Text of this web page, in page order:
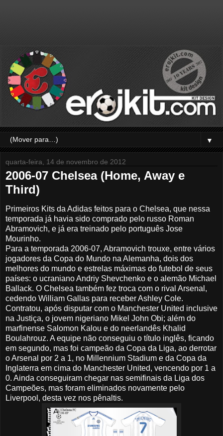
▼
quarta-feira, 14 de novembro de 2012
2006-07 Chelsea (Home, Away e
Third)
Primeiros Kits da Adidas feitos para o Chelsea, que nessa
temporada já havia sido comprado pelo russo Roman
Abramovich, e já era treinado pelo português Jose
Mourinho.
Para a temporada 2006-07, Abramovich trouxe, entre vários
jogadores da Copa do Mundo na Alemanha, dois dos
melhores do mundo e estrelas máximas do futebol de seus
países: o ucraniano Andriy Shevchenko e o alemão Michael
Ballack. O Chelsea também fez troca com o rival Arsenal,
cedendo William Gallas para receber Ashley Cole.
Contratou, após disputar com o Manchester United inclusive
na Justiça, o jovem nigeriano Mikel John Obi; além do
marfinense Salomon Kalou e do neerlandês Khalid
Boulahrouz. A equipe não conseguiu o título inglês, ficando
em segundo, mas foi campeão da Copa da Liga, ao derrotar
o Arsenal por 2 a 1, no Millennium Stadium e da Copa da
Inglaterra em cima do Manchester United, vencendo por 1 a
0. Ainda conseguiram chegar nas semifinais da Liga dos
Campeões, mas foram eliminados novamente pelo
Liverpool, desta vez nos pênaltis.